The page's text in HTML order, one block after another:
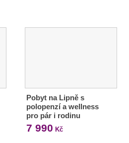
Pobyt na Lipně s
polopenzí a wellness
pro pár i rodinu
7 990 Kč